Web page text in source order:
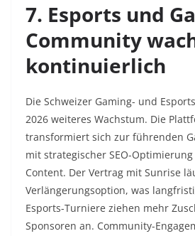
7. Esports und
Community
kontinuierlich
Die Schweizer Gaming- und
2026 weiteres Wachstum. Die
transformiert sich zur führenden
mit strategischer SEO-
Content. Der Vertrag mit Sunrise
Verlängerungsoption, was
Esports-Turniere ziehen mehr
Sponsoren an. Community-